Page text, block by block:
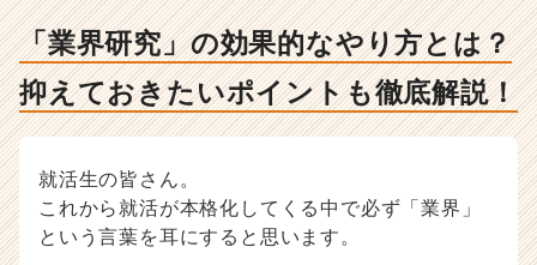
選
考
対
策・
ウ
ハ
「業界研究」の効果的なやり方とは？
抑えておきたいポイントも徹底解説！
就活生の皆さん。
これから就活が本格化してくる中で必ず「業界」
という言葉を耳にすると思います。